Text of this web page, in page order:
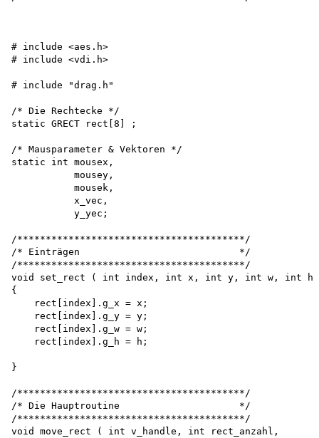
# include <aes.h>
# include <vdi.h>
# include "drag.h"
/* Die Rechtecke */
static GRECT rect[8] ;
/* Mausparameter & Vektoren */
static int mousex,
           mousey,
           mousek,
           x_vec,
           y_yec;
/****************************************/
/* Einträgen                            */
/****************************************/
void set_rect ( int index, int x, int y, int w, int h
{
    rect[index].g_x = x;
    rect[index].g_y = y;
    rect[index].g_w = w;
    rect[index].g_h = h;
}
/****************************************/
/* Die Hauptroutine                     */
/****************************************/
void move_rect ( int v_handle, int rect_anzahl,